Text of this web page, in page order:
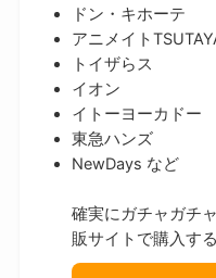
ドン・キホーテ
アニメイト
トイザらス
イオン
イトーヨーカドー
東急ハンズ
NewDays など
確実にガチャガチ
販サイトで購入す